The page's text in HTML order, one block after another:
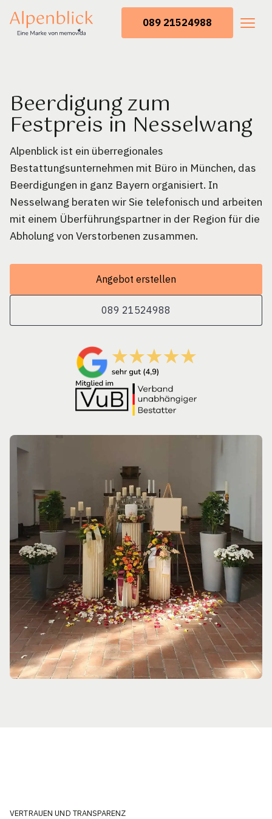
089 21524988
Beerdigung zum
Festpreis in Nesselwang
Alpenblick ist ein überregionales
Bestattungsunternehmen mit Büro in München, das
Beerdigungen in ganz Bayern organisiert. In
Nesselwang beraten wir Sie telefonisch und arbeiten
mit einem Überführungspartner in der Region für die
Abholung von Verstorbenen zusammen.
Angebot erstellen
089 21524988
VERTRAUEN UND TRANSPARENZ